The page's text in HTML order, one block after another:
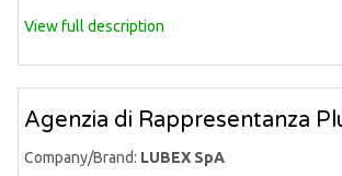
View full description
Agenzia di Rappresentanza
Company/Brand: LUBEX SpA